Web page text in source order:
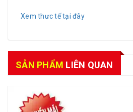
Xem thưc tế tại đây
SẢN PHẨM LIÊN QUAN